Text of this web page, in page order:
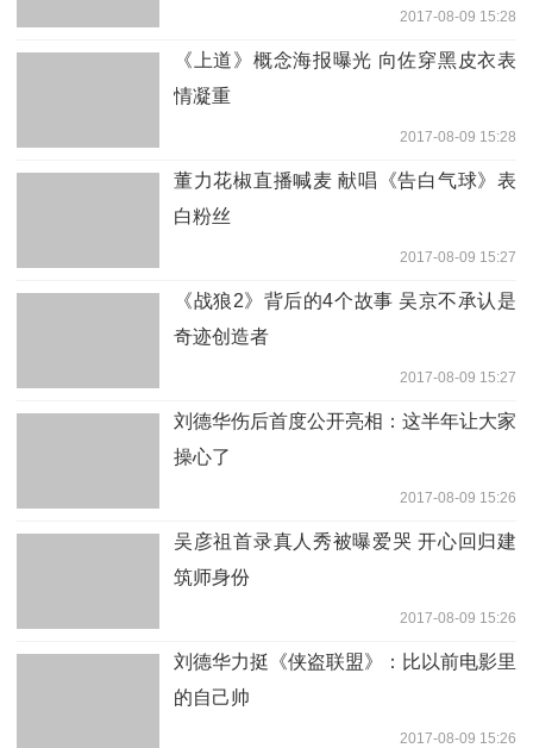
2017-08-09 15:28
《上道》概念海报曝光 向佐穿黑皮衣表
情凝重
2017-08-09 15:28
董力花椒直播喊麦 献唱《告白气球》表
白粉丝
2017-08-09 15:27
《战狼2》背后的4个故事 吴京不承认是
奇迹创造者
2017-08-09 15:27
刘德华伤后首度公开亮相：这半年让大家
操心了
2017-08-09 15:26
吴彦祖首录真人秀被曝爱哭 开心回归建
筑师身份
2017-08-09 15:26
刘德华力挺《侠盗联盟》：比以前电影里
的自己帅
2017-08-09 15:26